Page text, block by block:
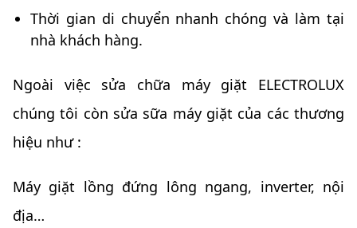
Thời gian di chuyển nhanh chóng và làm tại
nhà khách hàng.
Ngoài việc sửa chữa máy giặt ELECTROLUX
chúng tôi còn sửa sữa máy giặt của các thương
hiệu như :
Máy giặt lồng đứng lông ngang, inverter, nội
địa…